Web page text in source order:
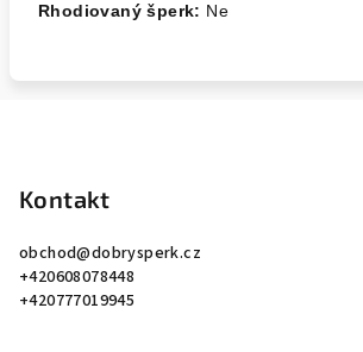
Rhodiovaný šperk: Ne
Kontakt
obchod@dobrysperk.cz
+420608078448
+420777019945